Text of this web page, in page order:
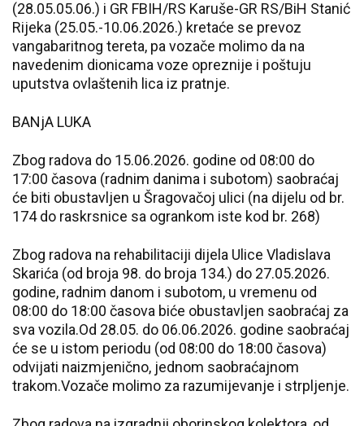
(28.05.05.06.) i GR FBIH/RS Karuše-GR RS/BiH Stanić
Rijeka (25.05.-10.06.2026.) kretaće se prevoz
vangabaritnog tereta, pa vozače molimo da na
navedenim dionicama voze opreznije i poštuju
uputstva ovlaštenih lica iz pratnje.
BANjA LUKA
Zbog radova do 15.06.2026. godine od 08:00 do
17:00 časova (radnim danima i subotom) saobraćaj
će biti obustavljen u Šragovačoj ulici (na dijelu od br.
174 do raskrsnice sa ogrankom iste kod br. 268)
Zbog radova na rehabilitaciji dijela Ulice Vladislava
Skarića (od broja 98. do broja 134.) do 27.05.2026.
godine, radnim danom i subotom, u vremenu od
08:00 do 18:00 časova biće obustavljen saobraćaj za
sva vozila.Od 28.05. do 06.06.2026. godine saobraćaj
će se u istom periodu (od 08:00 do 18:00 časova)
odvijati naizmjenično, jednom saobraćajnom
trakom.Vozače molimo za razumijevanje i strpljenje.